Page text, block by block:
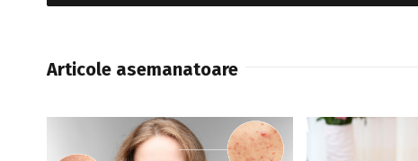
Articole asemanatoare